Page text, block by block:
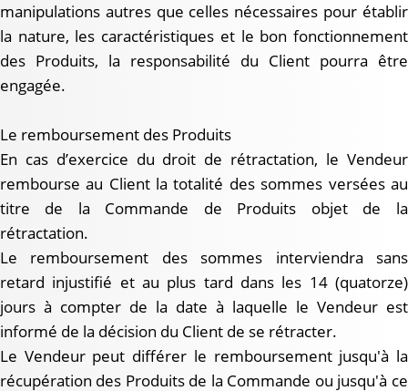
manipulations autres que celles nécessaires pour établir
la nature, les caractéristiques et le bon fonctionnement
des Produits, la responsabilité du Client pourra être
engagée.
Le remboursement des Produits
En cas d’exercice du droit de rétractation, le Vendeur
rembourse au Client la totalité des sommes versées au
titre de la Commande de Produits objet de la
rétractation.
Le remboursement des sommes interviendra sans
retard injustifié et au plus tard dans les 14 (quatorze)
jours à compter de la date à laquelle le Vendeur est
informé de la décision du Client de se rétracter.
Le Vendeur peut différer le remboursement jusqu'à la
récupération des Produits de la Commande ou jusqu'à ce